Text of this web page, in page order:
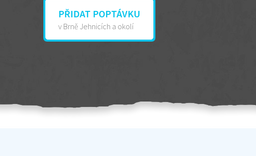
PŘIDAT POPTÁVKU
v Brně Jehnicích a okolí